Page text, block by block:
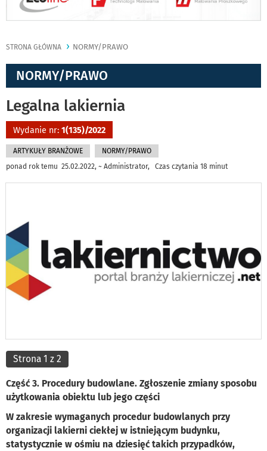
STRONA GŁÓWNA NORMY/PRAWO
NORMY/PRAWO
Legalna lakiernia
Wydanie nr: 1(135)/2022
ARTYKUŁY BRANŻOWE
NORMY/PRAWO
ponad rok temu 25.02.2022, ~ Administrator, Czas czytania 18 minut
Strona 1 z 2
Część 3. Procedury budowlane. Zgłoszenie zmiany sposobu
użytkowania obiektu lub jego części
W zakresie wymaganych procedur budowlanych przy
organizacji lakierni ciekłej w istniejącym budynku,
statystycznie w ośmiu na dziesięć takich przypadków,